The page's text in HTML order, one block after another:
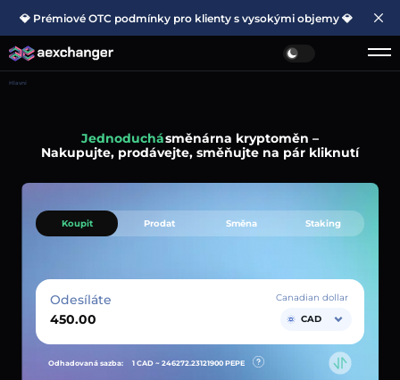
💎 Prémiové OTC podmínky pro klienty s vysokými objemy 💎
Hlavní
Jednoduchásměnárna kryptoměn –
Nakupujte, prodávejte, směňujte na pár kliknutí
Koupit Prodat Směna Staking
Odesíláte
Canadian dollar
CAD
Odhadovaná sazba: 1 CAD ~ 246272.23121900 PEPE